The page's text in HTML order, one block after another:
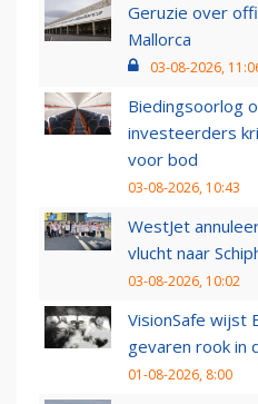
Geruzie over
Mallorca
03-08-2026,
Biedingsoorlog
investeerders
voor bod
03-08-2026, 10:43
WestJet
vlucht naar
03-08-2026, 10:02
VisionSafe wijst
gevaren rook in
01-08-2026, 8:00